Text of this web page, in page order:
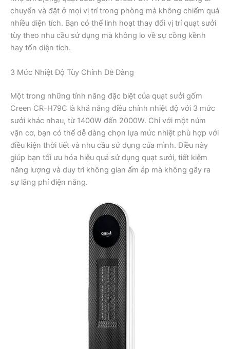
chuyển và đặt ở mọi vị trí trong phòng mà không chiếm quá
nhiều diện tích. Bạn có thể linh hoạt thay đổi vị trí quạt sưởi
tùy theo nhu cầu sử dụng mà không lo về sự cồng kềnh
hay tốn diện tích.
3 Mức Nhiệt Độ Tùy Chỉnh Dễ Dàng
Một trong những tính năng đặc biệt của quạt sưởi gốm
Creen CR-H79C là khả năng điều chỉnh nhiệt độ với 3 mức
sưởi khác nhau, từ 1400W đến 2000W. Chỉ với một núm
vặn cơ, bạn có thể dễ dàng chọn lựa mức nhiệt phù hợp với
điều kiện thời tiết và nhu cầu sử dụng của mình. Điều này
giúp bạn tối ưu hóa hiệu quả sử dụng quạt sưởi, tiết kiệm
năng lượng và duy trì không gian ấm áp mà không gây ra
sự lãng phí điện năng.